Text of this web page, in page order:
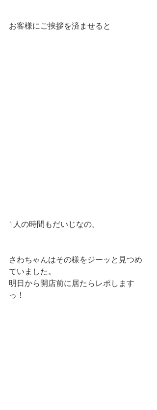
お客様にご挨拶を済ませると
1人の時間もだいじなの。
さわちゃんはその様をジーッと見つめ
ていました。
明日から開店前に居たらレポします
っ！